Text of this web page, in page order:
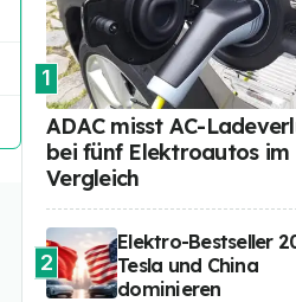
1
ADAC misst AC-
bei fünf Elektroautos im
Vergleich
2
Elektro-Bestseller
Tesla und China
dominieren